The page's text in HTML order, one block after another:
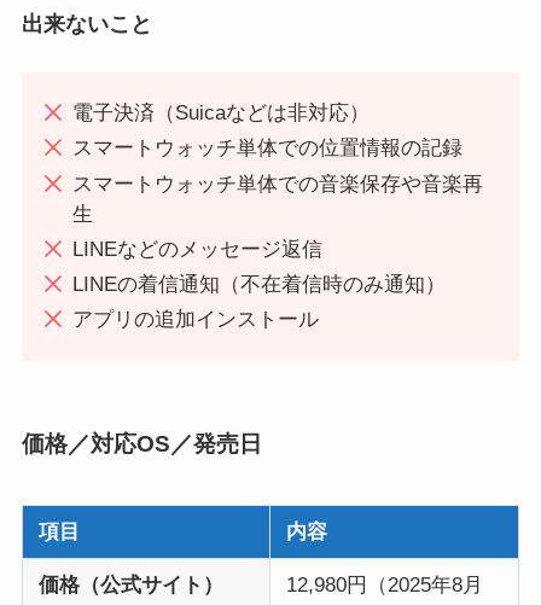
出来ないこと
電子決済（Suicaなどは非対応）
スマートウォッチ単体での位置情報の記録
スマートウォッチ単体での音楽保存や音楽再
生
LINEなどのメッセージ返信
LINEの着信通知（不在着信時のみ通知）
アプリの追加インストール
価格／対応OS／発売日
項目 内容
価格（公式サイト）
12,980円（2025年8月